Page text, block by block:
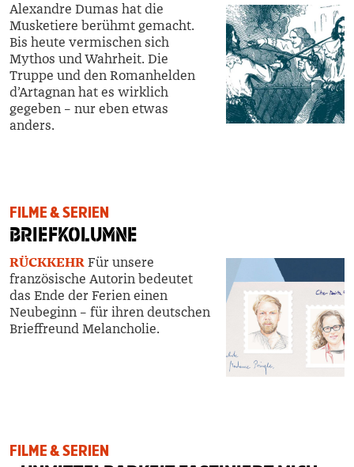
Alexandre Dumas hat die
Musketiere berühmt gemacht.
Bis heute vermischen sich
Mythos und Wahrheit. Die
Truppe und den Romanhelden
d’Artagnan hat es wirklich
gegeben – nur eben etwas
anders.
FILME & SERIEN
BRIEFKOLUMNE
RÜCKKEHRFür unsere
französische Autorin bedeutet
das Ende der Ferien einen
Neubeginn – für ihren deutschen
Brieffreund Melancholie.
FILME & SERIEN